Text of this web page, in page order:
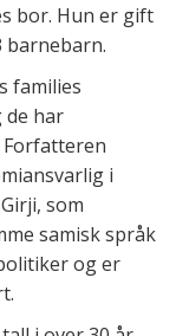
bor. Hun er gift
barnebarn.
families
de har
i
som
samisk språk
og er